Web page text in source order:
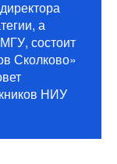
а
состоит
Сколково»
НИУ